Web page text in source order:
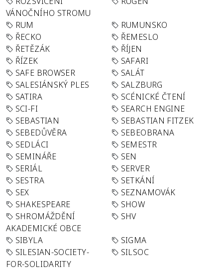
VÁNOČNÍHO STROMU
RUM
RUMUNSKO
ŘECKO
ŘEMESLO
ŘETĚZÁK
ŘÍJEN
ŘÍZEK
SAFARI
SAFE BROWSER
SALÁT
SALESIÁNSKÝ PLES
SALZBURG
SATIRA
SCÉNICKÉ ČTENÍ
SCI-FI
SEARCH ENGINE
SEBASTIAN
SEBASTIAN FITZEK
SEBEDŮVĚRA
SEBEOBRANA
SEDLÁCI
SEMESTR
SEMINÁŘE
SEN
SERIÁL
SERVER
SESTRA
SETKÁNÍ
SEX
SEZNAMOVÁK
SHAKESPEARE
SHOW
SHROMÁŽDĚNÍ
AKADEMICKÉ OBCE
SHV
SIBYLA
SIGMA
SILESIAN-SOCIETY-
FOR-SOLIDARITY
SILSOC